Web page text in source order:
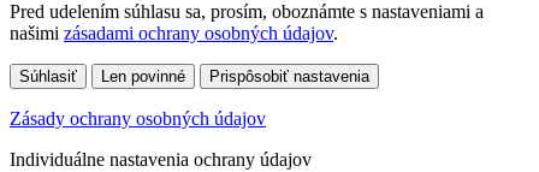
Pred udelením súhlasu sa, prosím, oboznámte s nastaveniami a
našimi zásadami ochrany osobných údajov.
Súhlasiť Len povinné Prispôsobiť nastavenia
Zásady ochrany osobných údajov
Individuálne nastavenia ochrany údajov